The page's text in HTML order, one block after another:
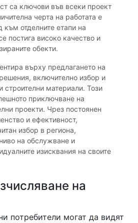
са ключови във всеки проект
черта на работата е
към отделните етапи на
постига високо качество и
обекти.
върху предлагането на
включително избор и
строителни материали. Този
приключване на
проекти. Чрез постоянен
и ефективност,
избор в региона,
на обслужване и
изисквания на своите
на
потребители могат да видят